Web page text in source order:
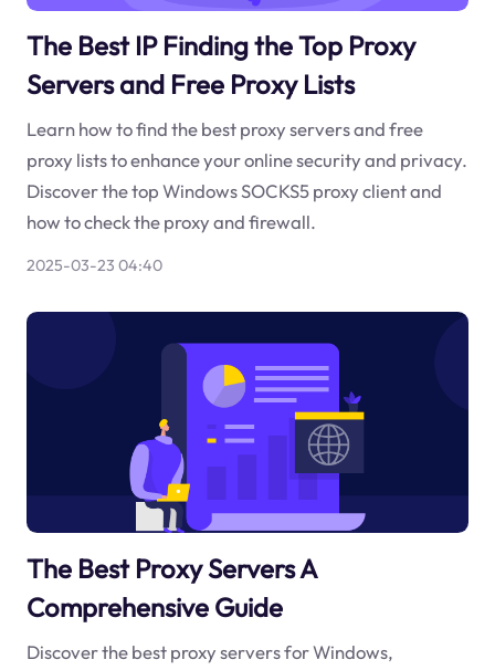
The Best IP Finding the Top Proxy
Servers and Free Proxy Lists
Learn how to find the best proxy servers and free
proxy lists to enhance your online security and privacy.
Discover the top Windows SOCKS5 proxy client and
how to check the proxy and firewall.
2025-03-23 04:40
The Best Proxy Servers A
Comprehensive Guide
Discover the best proxy servers for Windows,